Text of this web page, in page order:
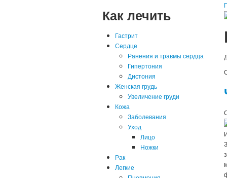
Народная медицина
Воск, мед, прополис
Что такое...?
Почему...?
Как лечить
Гастрит
Сердце
Ранения и травмы сердца
Гипертония
Дистония
Женская грудь
Увеличение груди
Кожа
Заболевания
Уход
Лицо
Ножки
Рак
Легкие